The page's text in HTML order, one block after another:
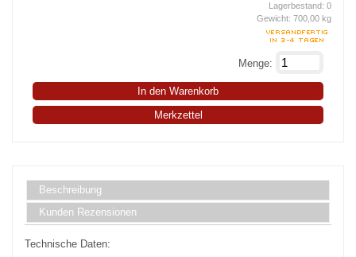
Lagerbestand: 0
Gewicht: 700,00 kg
Menge:
In den Warenkorb
Merkzettel
Beschreibung
Kunden Rezensionen
Technische Daten: